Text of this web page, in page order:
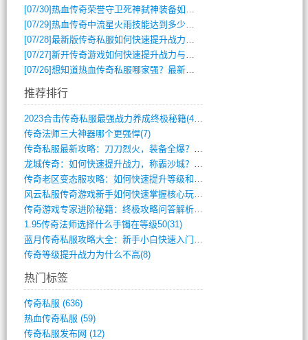
[07/30]热血传奇荣誉守卫死神弑神装备如何获取与佩戴攻略？
[07/29]热血传奇中流星火雨技能达到多少级可以开始练装备？
[07/28]最新版传奇私服如何快速提升战力与获取稀有装备？
[07/27]新开传奇游戏如何快速提升战力与获取稀有装备？
[07/26]想知道热血传奇私服哪家强？最新排行榜攻略全解析
推荐排行
2023合击传奇私服最强战力养成终极秘籍(428)
传奇法师三大神器哪个更强悍(7)
传奇私服最新攻略：刀刀烈火，装备全爆？攻(813)
龙城传奇：如何快速提升战力，称霸沙城？(802)
传奇老区变态服攻略：如何快速提升等级和战(379)
风云私服传奇游戏新手如何快速掌握核心玩法(616)
传奇游戏专家进阶秘籍：终极攻略问答解析(848)
1.95传奇法师选择什么手镯在等级50(31)
蓝月传奇私服攻略大全：新手小白快速入门指(386)
传奇等级提升战力为什么不高(8)
热门标签
传奇私服 (636)
热血传奇私服 (59)
传奇私服发布网 (12)